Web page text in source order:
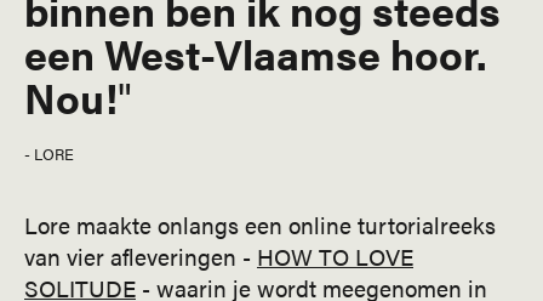
een West-Vlaamse hoor.
Nou!
- LORE
Lore maakte onlangs een online turtorialreeks
van vier afleveringen - HOW TO LOVE
SOLITUDE - waarin je wordt meegenomen in